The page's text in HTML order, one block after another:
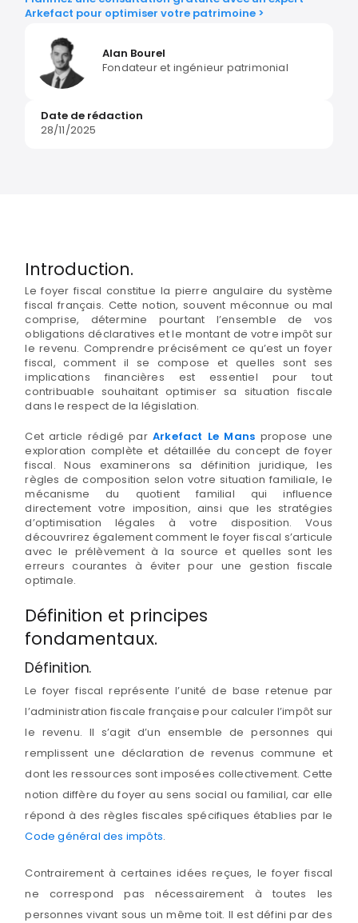
Arkefact pour optimiser votre patrimoine >
Alan Bourel
Fondateur et ingénieur patrimonial
Date de rédaction
28/11/2025
Introduction.
Le foyer fiscal constitue la pierre angulaire du système
fiscal français. Cette notion, souvent méconnue ou mal
comprise, détermine pourtant l’ensemble de vos
obligations déclaratives et le montant de votre impôt sur
le revenu. Comprendre précisément ce qu’est un foyer
fiscal, comment il se compose et quelles sont ses
implications financières est essentiel pour tout
contribuable souhaitant optimiser sa situation fiscale
dans le respect de la législation.
Cet article rédigé par Arkefact Le Mans propose une
exploration complète et détaillée du concept de foyer
fiscal. Nous examinerons sa définition juridique, les
règles de composition selon votre situation familiale, le
mécanisme du quotient familial qui influence
directement votre imposition, ainsi que les stratégies
d’optimisation légales à votre disposition. Vous
découvrirez également comment le foyer fiscal s’articule
avec le prélèvement à la source et quelles sont les
erreurs courantes à éviter pour une gestion fiscale
optimale.
Définition et principes
fondamentaux.
Définition.
Le foyer fiscal représente l’unité de base retenue par
l’administration fiscale française pour calculer l’impôt sur
le revenu. Il s’agit d’un ensemble de personnes qui
remplissent une déclaration de revenus commune et
dont les ressources sont imposées collectivement. Cette
notion diffère du foyer au sens social ou familial, car elle
répond à des règles fiscales spécifiques établies par le
Code général des impôts.
Contrairement à certaines idées reçues, le foyer fiscal
ne correspond pas nécessairement à toutes les
personnes vivant sous un même toit. Il est défini par des